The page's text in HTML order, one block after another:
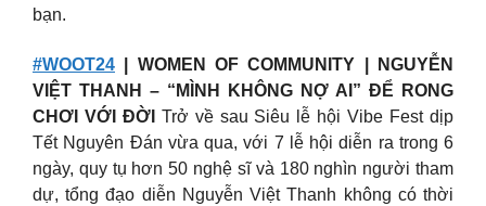
bạn.
#WOOT24 | WOMEN OF COMMUNITY | NGUYỄN
VIỆT THANH – “MÌNH KHÔNG NỢ AI” ĐỂ RONG
CHƠI VỚI ĐỜI Trở về sau Siêu lễ hội Vibe Fest dịp
Tết Nguyên Đán vừa qua, với 7 lễ hội diễn ra trong 6
ngày, quy tụ hơn 50 nghệ sĩ và 180 nghìn người tham
dự, tổng đạo diễn Nguyễn Việt Thanh không có thời